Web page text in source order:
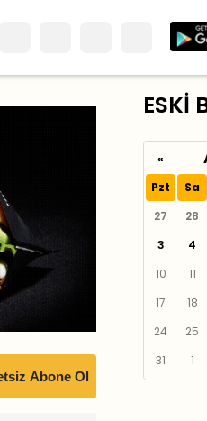
ESKİ
«
Pzt Sa
27
28
3
4
10
11
17
18
24
25
31
1